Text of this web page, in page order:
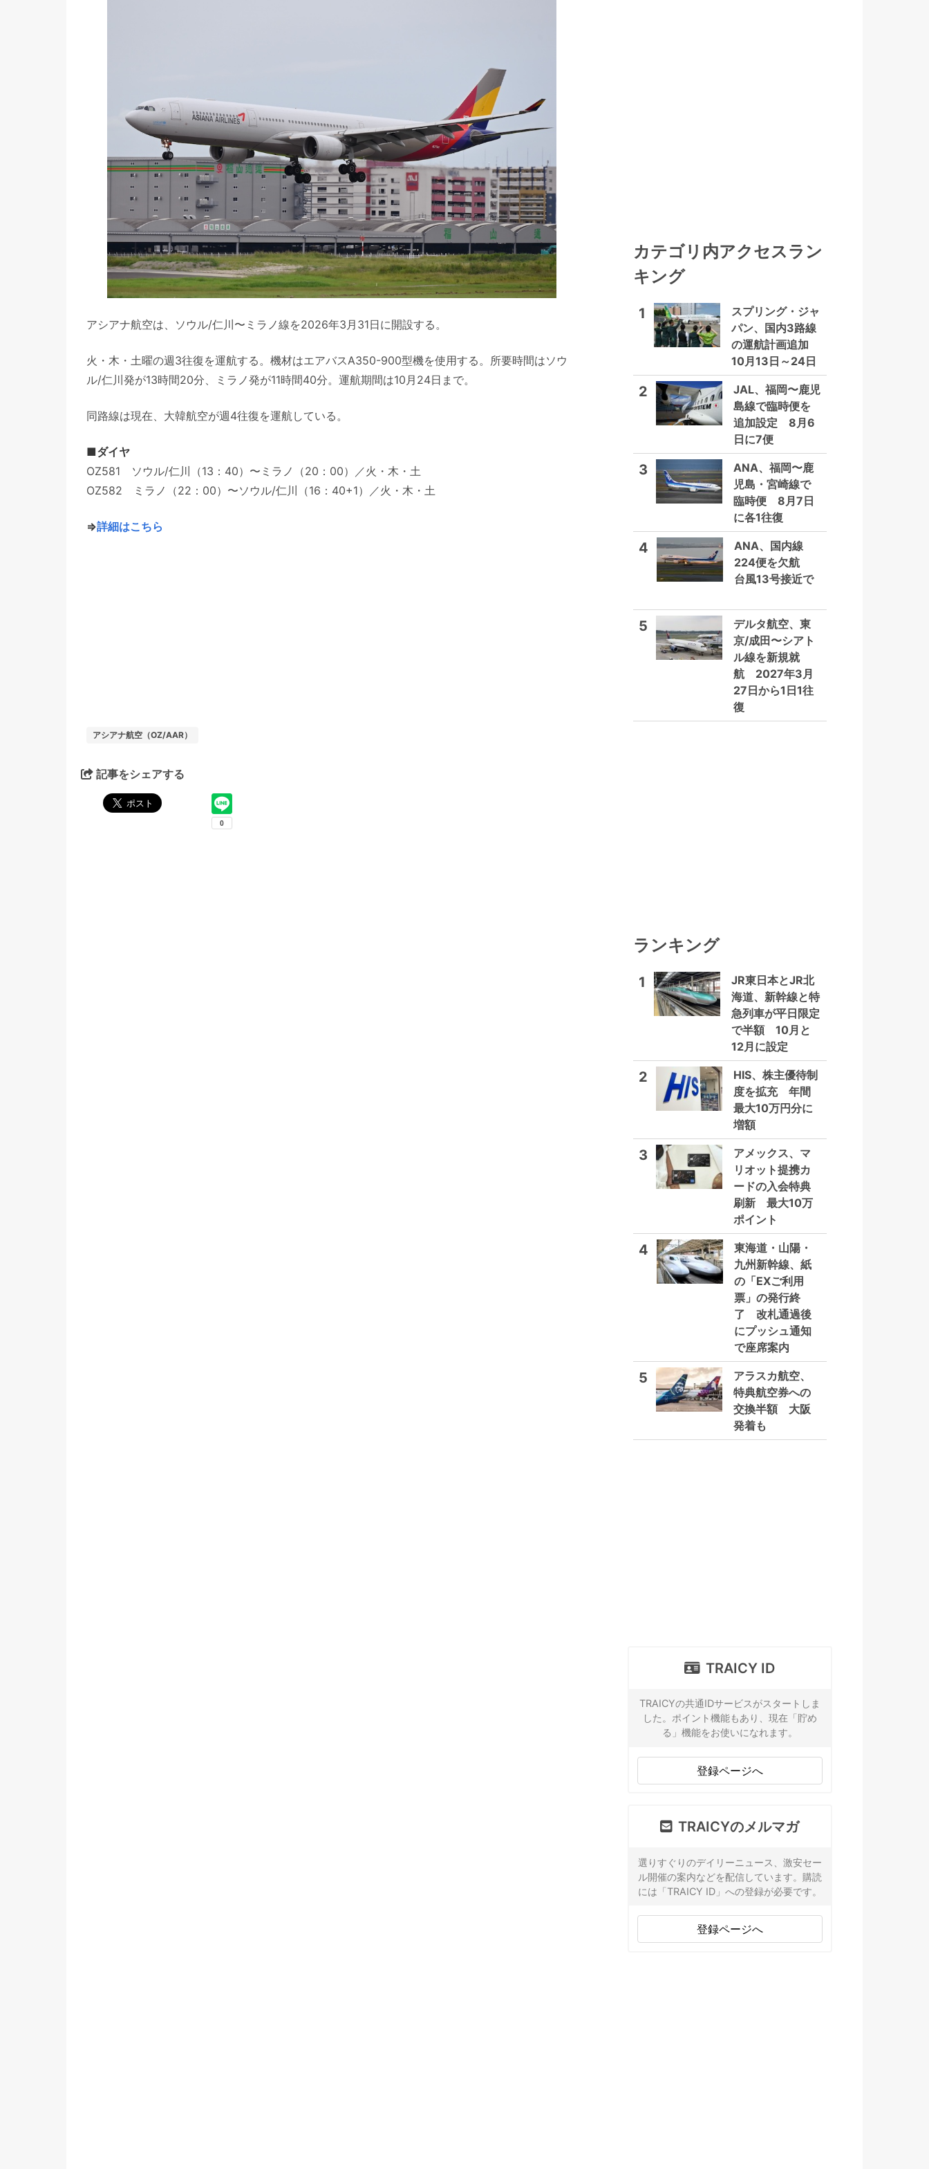
アシアナ航空は、ソウル/仁川〜ミラノ線を2026年3月31日に開設する。
火・木・土曜の週3往復を運航する。機材はエアバスA350-900型機を使用する。所要時間はソウ
ル/仁川発が13時間20分、ミラノ発が11時間40分。運航期間は10月24日まで。
同路線は現在、大韓航空が週4往復を運航している。
■ダイヤ
OZ581 ソウル/仁川（13：40）〜ミラノ（20：00）／火・木・土
OZ582 ミラノ（22：00）〜ソウル/仁川（16：40+1）／火・木・土
⇒詳細はこちら
アシアナ航空（OZ/AAR）
記事をシェアする
カテゴリ内アクセスラン
キング
1
スプリング・ジャ
パン、国内3路線
の運航計画追加
10月13日～24日
2
JAL、福岡〜鹿児
島線で臨時便を
追加設定 8月6
日に7便
3
ANA、福岡〜鹿
児島・宮崎線で
臨時便 8月7日
に各1往復
4
ANA、国内線
224便を欠航
台風13号接近で
5
デルタ航空、東
京/成田〜シアト
ル線を新規就
航 2027年3月
27日から1日1往
復
ランキング
1
JR東日本とJR北
海道、新幹線と特
急列車が平日限定
で半額 10月と
12月に設定
2
HIS、株主優待制
度を拡充 年間
最大10万円分に
増額
3
アメックス、マ
リオット提携カ
ードの入会特典
刷新 最大10万
ポイント
4
東海道・山陽・
九州新幹線、紙
の「EXご利用
票」の発行終
了 改札通過後
にプッシュ通知
で座席案内
5
アラスカ航空、
特典航空券への
交換半額 大阪
発着も
TRAICY ID
TRAICYの共通IDサービスがスタートしま
した。ポイント機能もあり、現在「貯め
る」機能をお使いになれます。
登録ページへ
TRAICYのメルマガ
選りすぐりのデイリーニュース、激安セー
ル開催の案内などを配信しています。購読
には「TRAICY ID」への登録が必要です。
登録ページへ